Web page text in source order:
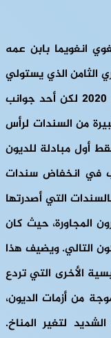
انغويما بابن عمه
الثامن الذي يستولي
على السلطة بالقوة في أفريقيا منذ عام 2020 لكن أحد جوانب
من السندات لرأس
أول مبادلة للديون
في انخفاض سندات
بالسندات التي أصدرتها
المجاورة، حيث كان
التالي. ويضيف هذا
الأخرى التي تردع
من أزمات الديون،
لتغير المناخ.